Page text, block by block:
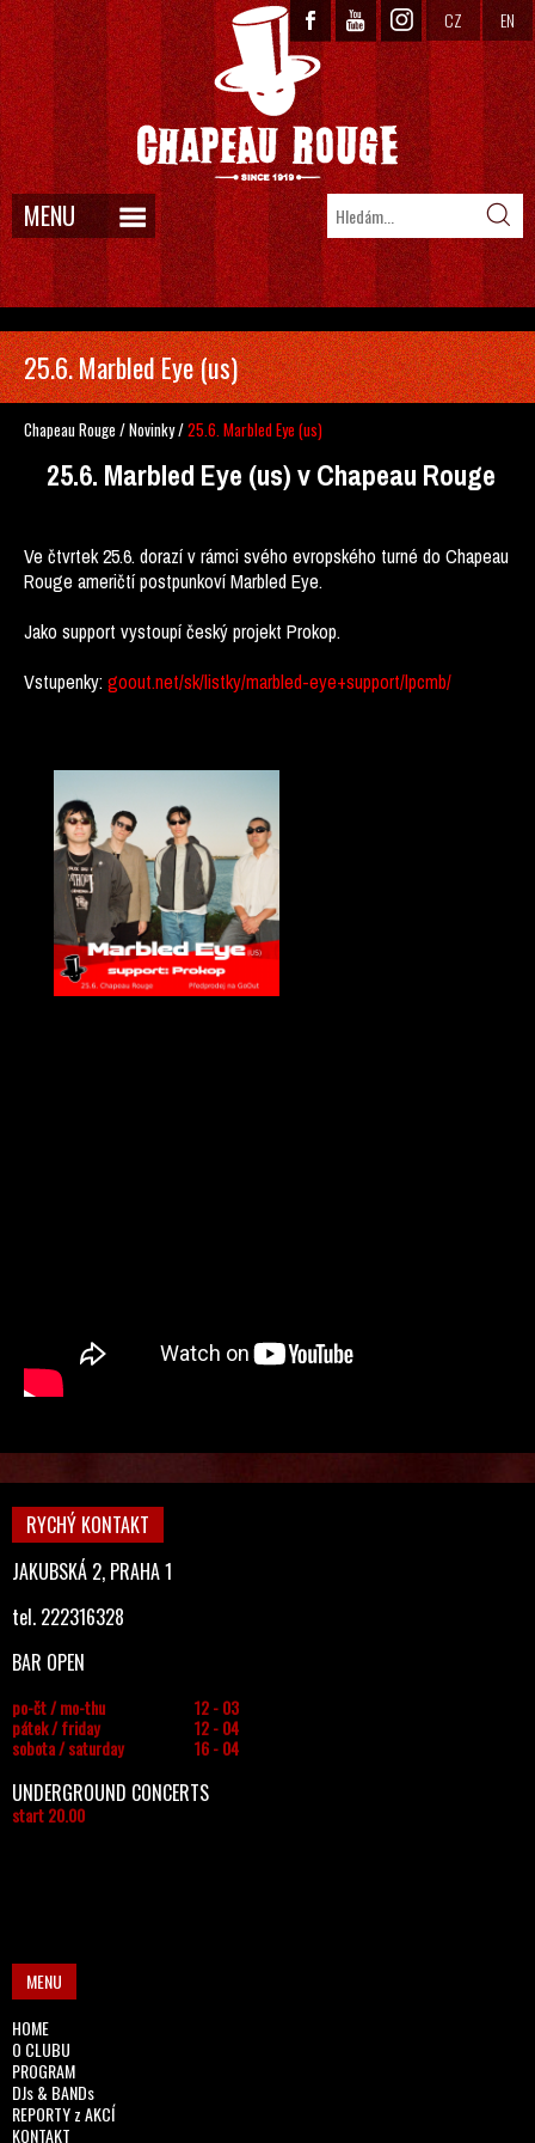
CZ EN
MENU
25.6. Marbled Eye (us)
Chapeau Rouge /Novinky/25.6. Marbled Eye (us)
25.6. Marbled Eye (us) v Chapeau Rouge
Ve čtvrtek 25.6. dorazí v rámci svého evropského turné do Chapeau
Rouge američtí postpunkoví Marbled Eye.
Jako support vystoupí český projekt Prokop.
Vstupenky:goout.net/sk/listky/marbled-eye+support/lpcmb/
RYCHÝ KONTAKT
JAKUBSKÁ 2, PRAHA 1
tel. 222316328
BAR OPEN
po-čt / mo-thu
12 - 03
pátek / friday
12 - 04
sobota / saturday
16 - 04
UNDERGROUND CONCERTS
start 20.00
MENU
HOME
O CLUBU
PROGRAM
DJs & BANDs
REPORTY z AKCÍ
KONTAKT